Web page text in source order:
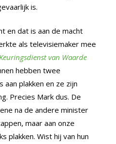
is.
en dat is aan de macht
als televisiemaker mee
van Waarde
hebben twee
aan plakken en ze zijn
Precies Mark dus. De
na de andere minister
maar aan onze
plakken. Wist hij van hun